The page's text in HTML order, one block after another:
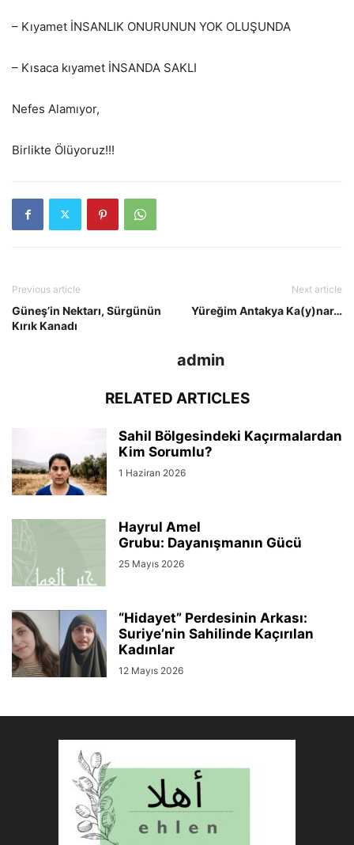
– ⁠Kıyamet İNSANLIK ONURUNUN YOK OLUŞUNDA
– ⁠Kısaca kıyamet İNSANDA SAKLI
Nefes Alamıyor,
Birlikte Ölüyoruz!!!
Previous article
Güneş’in Nektarı, Sürgünün
Kırık Kanadı
Next article
Yüreğim Antakya Ka(y)nar…
admin
RELATED ARTICLES
Sahil Bölgesindeki Kaçırmalardan
Kim Sorumlu?
1 Haziran 2026
Hayrul Amel
Grubu: Dayanışmanın Gücü
25 Mayıs 2026
“Hidayet” Perdesinin Arkası:
Suriye’nin Sahilinde Kaçırılan
Kadınlar
12 Mayıs 2026